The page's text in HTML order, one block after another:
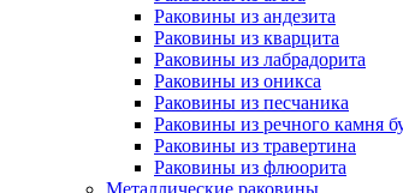
Раковины из андезита
Раковины из кварцита
Раковины из лабрадорита
Раковины из оникса
Раковины из песчаника
Раковины из речного камня
Раковины из травертина
Раковины из флюорита
Металлические раковины